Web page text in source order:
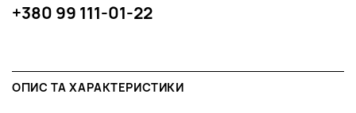
+380 99 111-01-22
ОПИС ТА ХАРАКТЕРИСТИКИ